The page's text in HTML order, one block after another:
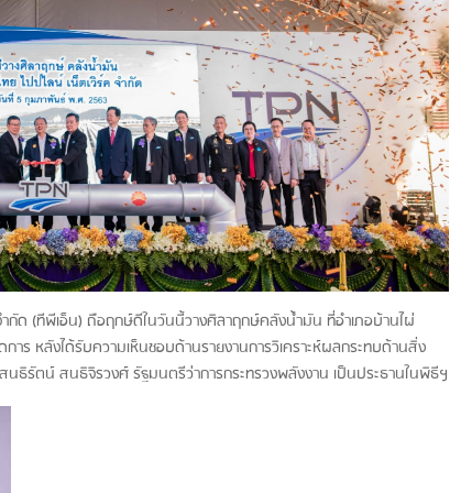
กัด (ทีพีเอ็น) ถือฤกษ์ดีในวันนี้วางศิลาฤกษ์คลังน้ำมัน ที่อำเภอบ้านไผ่
ร หลังได้รับความเห็นชอบด้านรายงานการวิเคราะห์ผลกระทบด้านสิ่ง
นธิรัตน์ สนธิจิรวงศ์ รัฐมนตรีว่าการกระทรวงพลังงาน เป็นประธานในพิธีฯ